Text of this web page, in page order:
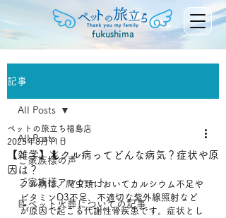
fukushima
記事
All Posts
ご家族様の声
ご家族様アンケート
📝ペット火葬についての記事
All Posts
【雑学】🦎クル病ってどんな病気？症状や原
因は？
ペットの旅立ち福島店
2025年8月11日
クル病は、爬虫類においてカルシウム不足や
ビタミンD3不足、不適切な紫外線照射など
が原因で起こる代謝性骨疾患です。症状とし